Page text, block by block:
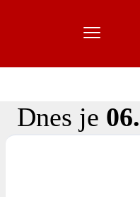
Dnes je